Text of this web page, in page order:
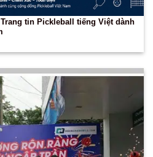
tin Pickleball tiếng Việt dành